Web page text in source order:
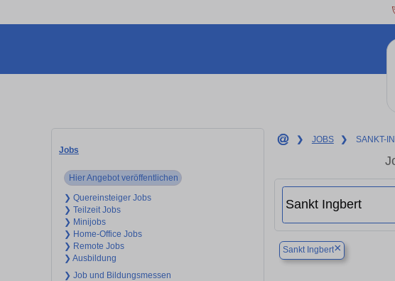
Jobs
Hier Angebot veröffentlichen
❯ Quereinsteiger Jobs
❯ Teilzeit Jobs
❯ Minijobs
❯ Home-Office Jobs
❯ Remote Jobs
❯ Ausbildung
❯ Job und Bildungsmessen
❯ JOBS ❯ SANKT-
Sankt Ingbert×